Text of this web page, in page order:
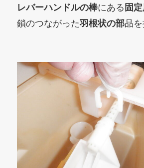
レバーハンドルの棒にある 固
鎖のつながった羽根状の部品を